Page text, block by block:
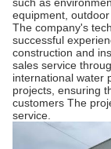
equipment,
The company's
successful
construction and
sales service
international water
projects, ensuring
customers The
service.